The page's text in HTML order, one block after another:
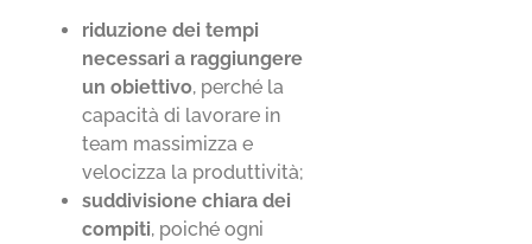
riduzione dei tempi
necessari a raggiungere
un obiettivo, perché la
capacità di lavorare in
team massimizza e
velocizza la produttività;
suddivisione chiara dei
compiti, poiché ogni